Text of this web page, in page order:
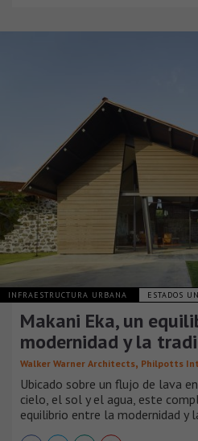
INFRAESTRUCTURA URBANA ESTADOS
Makani Eka, un
modernidad y la
Walker Warner Architects, Philpotts
Ubicado sobre un flujo de lava
cielo, el sol y el agua, este
equilibrio entre la modernidad y